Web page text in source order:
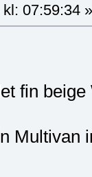
07:59:34 »
fin
Multivan